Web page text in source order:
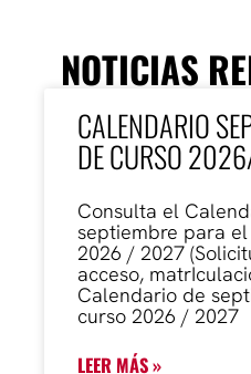
NOTICIAS
CALENDARIO
DE CURSO
Consulta el
septiembre para
2026 / 2027
acceso,
Calendario de
curso 2026 /
LEER MÁS »